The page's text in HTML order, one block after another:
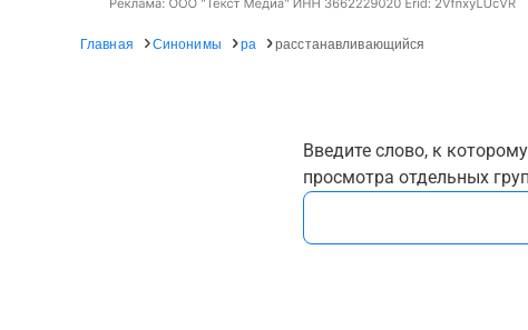
Главная Синонимы ра расстанавливающийся
Введите слово, к
просмотра отдельных